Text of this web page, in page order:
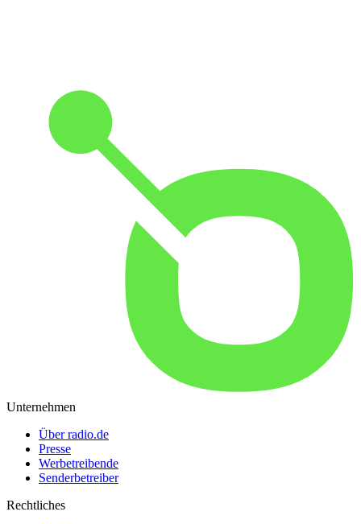
Unternehmen
Über radio.de
Presse
Werbetreibende
Senderbetreiber
Rechtliches